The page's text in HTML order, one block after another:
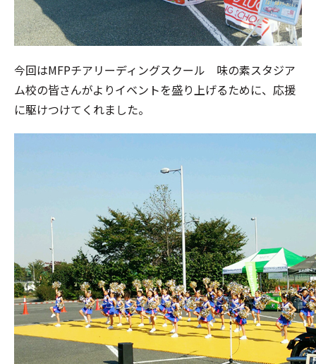
今回はMFPチアリーディングスクール 味の素スタジア
ム校の皆さんがよりイベントを盛り上げるために、応援
に駆けつけてくれました。